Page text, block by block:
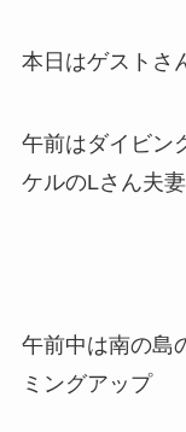
本日はゲストさ
午前はダイビン
ケルのLさん夫
午前中は南の島
ミングアップ